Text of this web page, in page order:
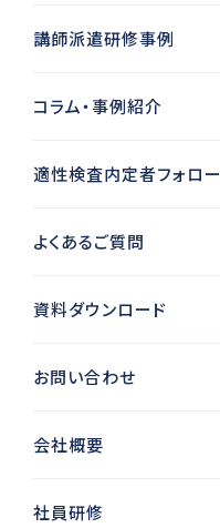
講師派遣研修事例
コラム・事例紹介
適性検査内定者フォロー
よくあるご質問
資料ダウンロード
お問い合わせ
会社概要
社員研修